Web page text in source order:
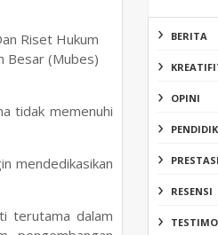
Riset Hukum
Besar (Mubes)
tidak memenuhi
mendedikasikan
terutama dalam
BERITA
OPINI
PRESTASI
RESENSI